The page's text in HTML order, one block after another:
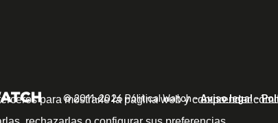
© 2011-2026 Political Watch -Aviso legal -
para mostrarle la página web y comprender